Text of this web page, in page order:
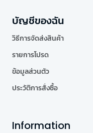
บัญชีของฉัน
วิธีการจัดส่งสินค้า
รายการโปรด
ข้อมูลส่วนตัว
ประวัติการสั่งซื้อ
Information